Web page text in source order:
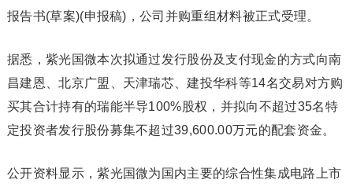
报告书(草案)(申报稿)，公司并购重组材料被正式受理。
据悉，紫光国微本次拟通过发行股份及支付现金的方式向南
昌建恩、北京广盟、天津瑞芯、建投华科等14名交易对方购
买其合计持有的瑞能半导100%股权，并拟向不超过35名特
定投资者发行股份募集不超过39,600.00万元的配套资金。
公开资料显示，紫光国微为国内主要的综合性集成电路上市